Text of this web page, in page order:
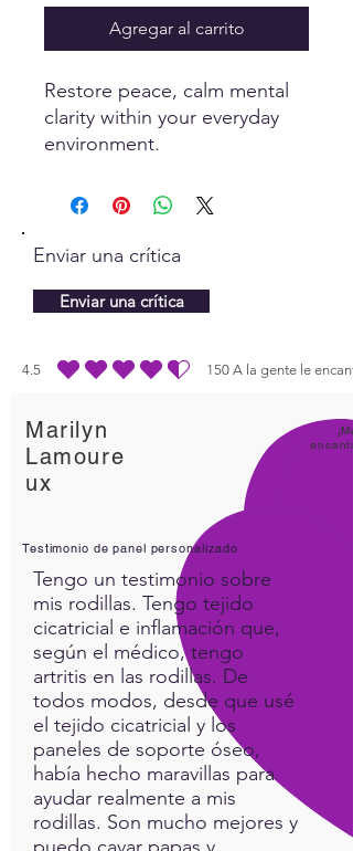
Agregar al carrito
Restore peace, calm mental
clarity within your everyday
environment.
uses the science of sacred
Hologram-Foil technology
Biophotonic light from being
detrimental Electromagnetic
pollution.
Deeper levels of sleep
Balanced brainwaves
Calmer state of being
Package includes:
2 rooms (8 2-inch Gold
Holograms each), 1 smart
meter (1 2-inch Gold
Holograms)
Placement explained within
the descriptive diagram.
FREE SHIPPING ON ALL US
ORDERS
Enviar una crítica
Enviar una crítica
4.5 150 A la gente le
la calificación promedio es 4.5 de 5, basada en 150
Marilyn
Lamoure
ux
¡Me
encanta
Testimonio de panel personalizado
Tengo un testimonio sobre
mis rodillas. Tengo tejido
cicatricial e inflamación que,
según el médico, tengo
artritis en las rodillas. De
todos modos, desde que usé
el tejido cicatricial y los
paneles de soporte óseo,
había hecho maravillas para
ayudar realmente a mis
rodillas. Son mucho mejores y